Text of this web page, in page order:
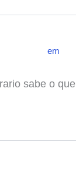
em
sabe o que